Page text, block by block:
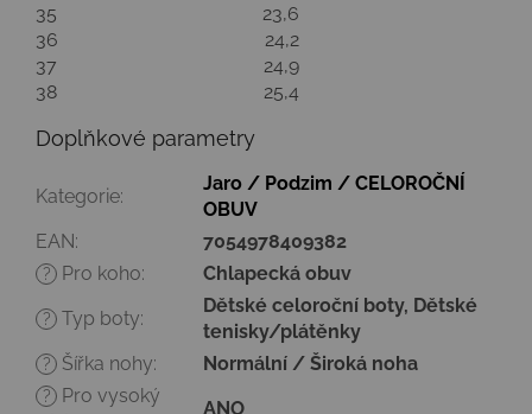
35
23,6
36
24,2
37
24,9
38
25,4
Doplňkové parametry
Kategorie:
Jaro / Podzim / CELOROČNÍ
OBUV
EAN: 7054978409382
? Pro koho: Chlapecká obuv
? Typ boty:
Dětské celoroční boty, Dětské
tenisky/plátěnky
? Šířka nohy: Normální / Široká noha
?
Pro vysoký
ANO